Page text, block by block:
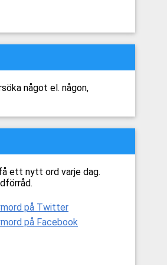
något el. någon,
ett nytt ord varje dag.
på Twitter
på Facebook